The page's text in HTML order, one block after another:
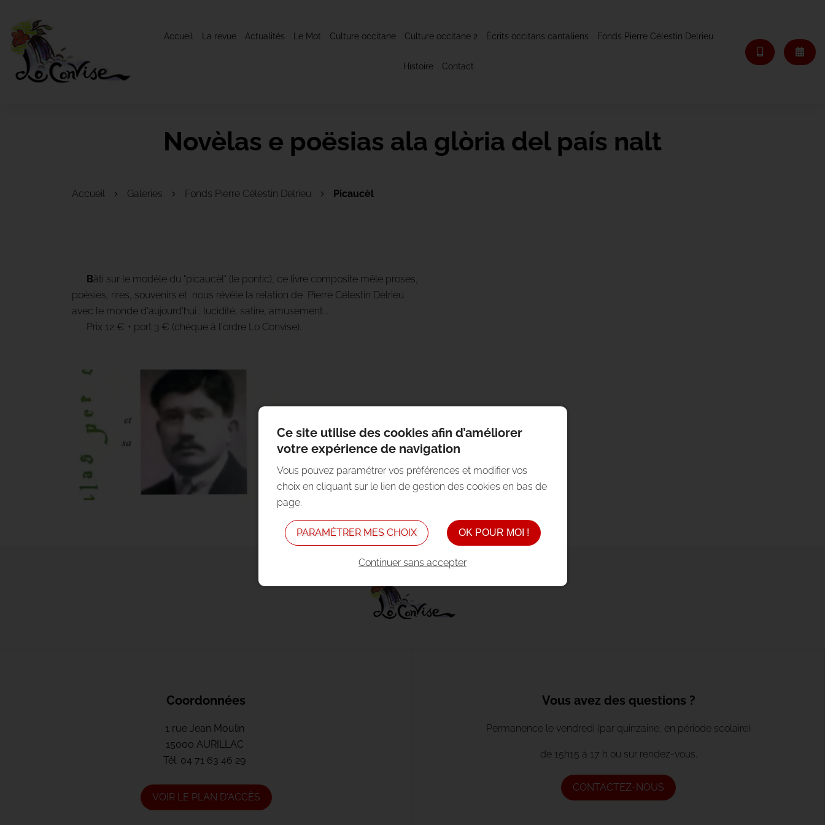
Accueil La revue Actualités Le Mot Culture occitane Culture occitane 2 Écrits occitans cantaliens Fonds Pierre Célestin Delrieu
Histoire Contact
Novèlas e poësias ala glòria del país nalt
Accueil Galeries Fonds Pierre Célestin Delrieu Picaucèl
Bâti sur le modèle du "picaucèl" (le pontic), ce livre composite mêle proses,
poésies, rires, souvenirs et nous révèle la relation de Pierre Célestin Delrieu
avec le monde d'aujourd'hui : lucidité, satire, amusement...
Prix 12 € + port 3 € (chèque à l'ordre Lo Convise).
Coordonnées
1 rue Jean Moulin
15000 AURILLAC
Tél. 04 71 63 46 29
VOIR LE PLAN D'ACCÈS
Vous avez des questions ?
Permanence le vendredi (par quinzaine, en période scolaire)
de 15h15 à 17 h ou sur rendez-vous.
CONTACTEZ-NOUS
Ce site utilise des cookies afin d’améliorer
votre expérience de navigation
Vous pouvez paramétrer vos préférences et modifier vos
choix en cliquant sur le lien de gestion des cookies en bas de
page.
PARAMÉTRER MES CHOIX OK POUR MOI !
Continuer sans accepter